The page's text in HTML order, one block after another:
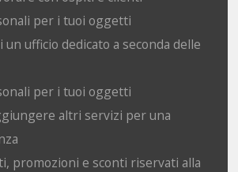
per i tuoi oggetti
un ufficio dedicato a seconda delle
per i tuoi oggetti
altri servizi per una
promozioni e sconti riservati alla